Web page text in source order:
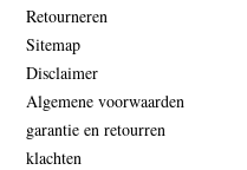
Retourneren
Sitemap
Disclaimer
Algemene voorwaarden
garantie en retourren
klachten